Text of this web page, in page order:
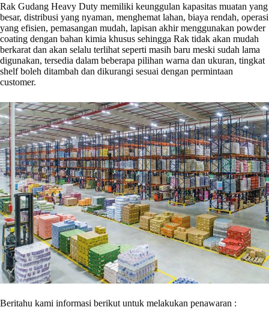
Rak Gudang Heavy Duty memiliki keunggulan kapasitas muatan yang
besar, distribusi yang nyaman, menghemat lahan, biaya rendah, operasi
yang efisien, pemasangan mudah, lapisan akhir menggunakan powder
coating dengan bahan kimia khusus sehingga Rak tidak akan mudah
berkarat dan akan selalu terlihat seperti masih baru meski sudah lama
digunakan, tersedia dalam beberapa pilihan warna dan ukuran, tingkat
shelf boleh ditambah dan dikurangi sesuai dengan permintaan
customer.
Beritahu kami informasi berikut untuk melakukan penawaran :